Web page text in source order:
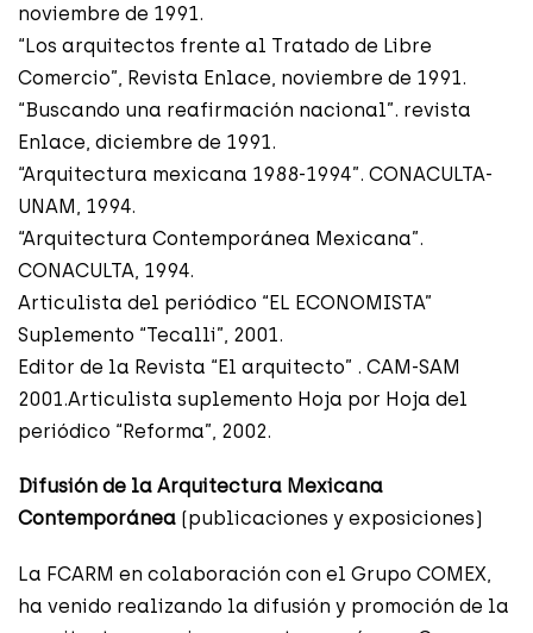
noviembre de 1991.
“Los arquitectos frente al Tratado de Libre
Comercio”, Revista Enlace, noviembre de 1991.
“Buscando una reafirmación nacional”. revista
Enlace, diciembre de 1991.
“Arquitectura mexicana 1988-1994”. CONACULTA-
UNAM, 1994.
“Arquitectura Contemporánea Mexicana”.
CONACULTA, 1994.
Articulista del periódico “EL ECONOMISTA”
Suplemento “Tecalli”, 2001.
Editor de la Revista “El arquitecto” . CAM-SAM
2001.Articulista suplemento Hoja por Hoja del
periódico “Reforma”, 2002.
Difusión de la Arquitectura Mexicana
Contemporánea (publicaciones y exposiciones)
La FCARM en colaboración con el Grupo COMEX,
ha venido realizando la difusión y promoción de la